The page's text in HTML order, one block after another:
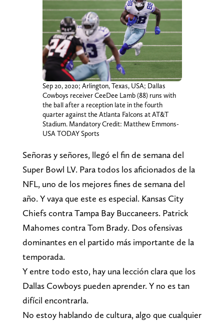
Sep 20, 2020; Arlington, Texas, USA; Dallas
Cowboys receiver CeeDee Lamb (88) runs with
the ball after a reception late in the fourth
quarter against the Atlanta Falcons at AT&T
Stadium. Mandatory Credit: Matthew Emmons-
USA TODAY Sports
Señoras y señores, llegó el fin de semana del
Super Bowl LV. Para todos los aficionados de la
NFL, uno de los mejores fines de semana del
año. Y vaya que este es especial. Kansas City
Chiefs contra Tampa Bay Buccaneers. Patrick
Mahomes contra Tom Brady. Dos ofensivas
dominantes en el partido más importante de la
temporada.
Y entre todo esto, hay una lección clara que los
Dallas Cowboys pueden aprender. Y no es tan
difícil encontrarla.
No estoy hablando de cultura, algo que cualquier